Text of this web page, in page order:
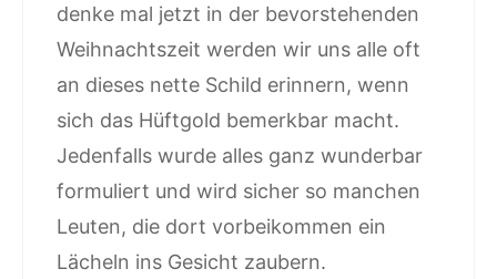
denke mal jetzt in der bevorstehenden
Weihnachtszeit werden wir uns alle oft
an dieses nette Schild erinnern, wenn
sich das Hüftgold bemerkbar macht.
Jedenfalls wurde alles ganz wunderbar
formuliert und wird sicher so manchen
Leuten, die dort vorbeikommen ein
Lächeln ins Gesicht zaubern.